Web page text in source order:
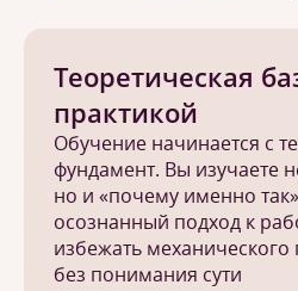
Теоретическая
практикой
Обучение начинается с
фундамент. Вы изучаете
но и «почему именно
осознанный подход к
избежать
без понимания сути